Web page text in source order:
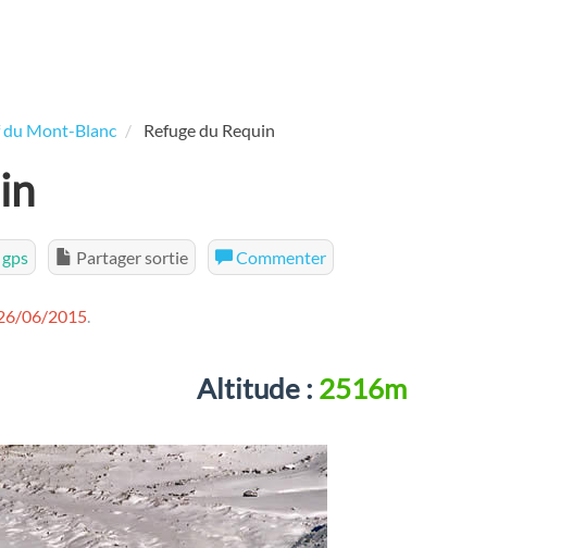
du Mont-Blanc Refuge du Requin
Partager sortie Commenter
06/2015.
Altitude : 2516m